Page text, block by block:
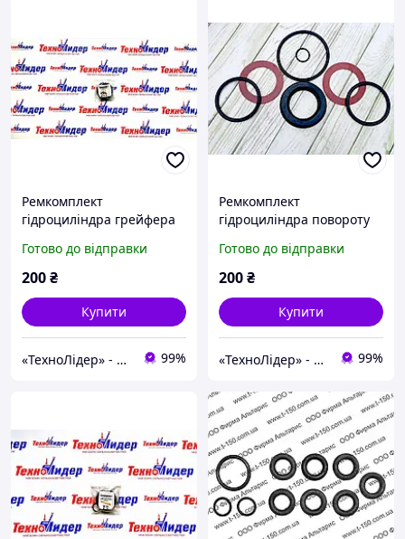
Ремкомплект
гідроциліндра грейфера
екскаватора
фронтального ПЕ-Ф-1А
Готово до відправки
200₴
Купити
«ТехноЛідер» - запчастини для сільськогосподарської техніки 99%
Ремкомплект
гідроциліндра повороту
екскаватора
фронтального ПЕ-Ф-1А
Готово до відправки
200₴
Купити
«ТехноЛідер» - запчастини для сільськогосподарської техніки 99%